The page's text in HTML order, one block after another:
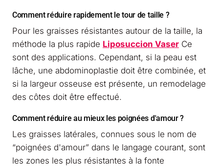
Comment réduire rapidement le tour de taille ?
Pour les graisses résistantes autour de la taille, la
méthode la plus rapide Liposuccion Vaser Ce
sont des applications. Cependant, si la peau est
lâche, une abdominoplastie doit être combinée, et
si la largeur osseuse est présente, un remodelage
des côtes doit être effectué.
Comment réduire au mieux les poignées d'amour ?
Les graisses latérales, connues sous le nom de
“poignées d'amour” dans le langage courant, sont
les zones les plus résistantes à la fonte